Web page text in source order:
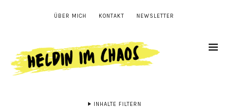
ÜBER MICH KONTAKT NEWSLETTER
INHALTE FILTERN